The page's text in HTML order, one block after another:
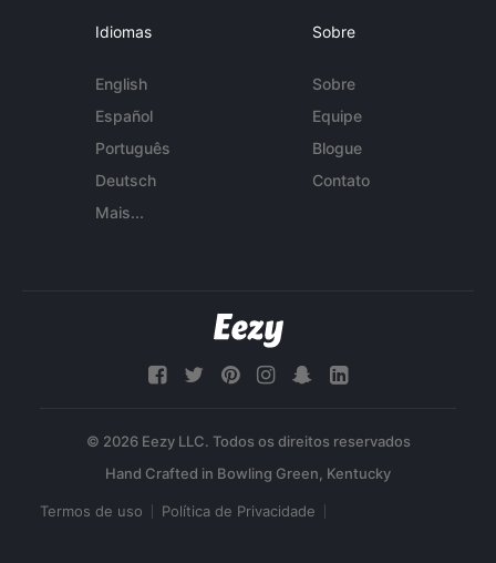
Idiomas
English
Español
Português
Deutsch
Mais...
Sobre
Sobre
Equipe
Blogue
Contato
© 2026 Eezy LLC. Todos os direitos reservados
Termos de uso Política de Privacidade